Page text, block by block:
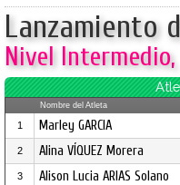
Lanzamiento
Nivel
Nombre del Atleta
1 Marley GARCIA
2 Alina VÍQUEZ Morera
3 Alison Lucia ARIAS Solano